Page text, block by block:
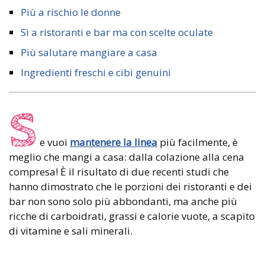
Più a rischio le donne
Sì a ristoranti e bar ma con scelte oculate
Più salutare mangiare a casa
Ingredienti freschi e cibi genuini
S e vuoi mantenere la linea più facilmente, è
meglio che mangi a casa: dalla colazione alla cena
compresa! È il risultato di due recenti studi che
hanno dimostrato che le porzioni dei ristoranti e dei
bar non sono solo più abbondanti, ma anche più
ricche di carboidrati, grassi e calorie vuote, a scapito
di vitamine e sali minerali.